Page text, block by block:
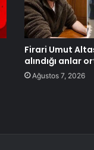
Firari Umut
alındığı anlar
Ağustos 7, 2026